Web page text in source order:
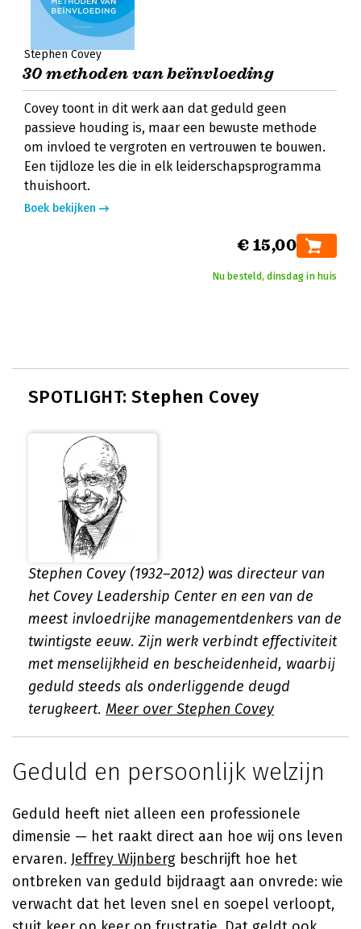
Stephen Covey
30 methoden van beïnvloeding
Covey toont in dit werk aan dat geduld geen
passieve houding is, maar een bewuste methode
om invloed te vergroten en vertrouwen te bouwen.
Een tijdloze les die in elk leiderschapsprogramma
thuishoort.
Boek bekijken
€ 15,00
Nu besteld, dinsdag in huis
SPOTLIGHT: Stephen Covey
Stephen Covey (1932–2012) was directeur van
het Covey Leadership Center en een van de
meest invloedrijke managementdenkers van de
twintigste eeuw. Zijn werk verbindt effectiviteit
met menselijkheid en bescheidenheid, waarbij
geduld steeds als onderliggende deugd
terugkeert. Meer over Stephen Covey
Geduld en persoonlijk welzijn
Geduld heeft niet alleen een professionele
dimensie — het raakt direct aan hoe wij ons leven
ervaren. Jeffrey Wijnberg beschrijft hoe het
ontbreken van geduld bijdraagt aan onvrede: wie
verwacht dat het leven snel en soepel verloopt,